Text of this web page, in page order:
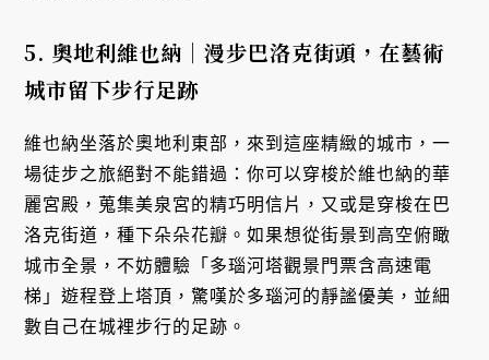
5. 奧地利維也納｜漫步巴洛克街頭，在藝術
城市留下步行足跡
維也納坐落於奧地利東部，來到這座精緻的城市，一
場徒步之旅絕對不能錯過：你可以穿梭於維也納的華
麗宮殿，蒐集美泉宮的精巧明信片，又或是穿梭在巴
洛克街道，種下朵朵花瓣。如果想從街景到高空俯瞰
城市全景，不妨體驗「多瑙河塔觀景門票含高速電
梯」遊程登上塔頂，驚嘆於多瑙河的靜謐優美，並細
數自己在城裡步行的足跡。